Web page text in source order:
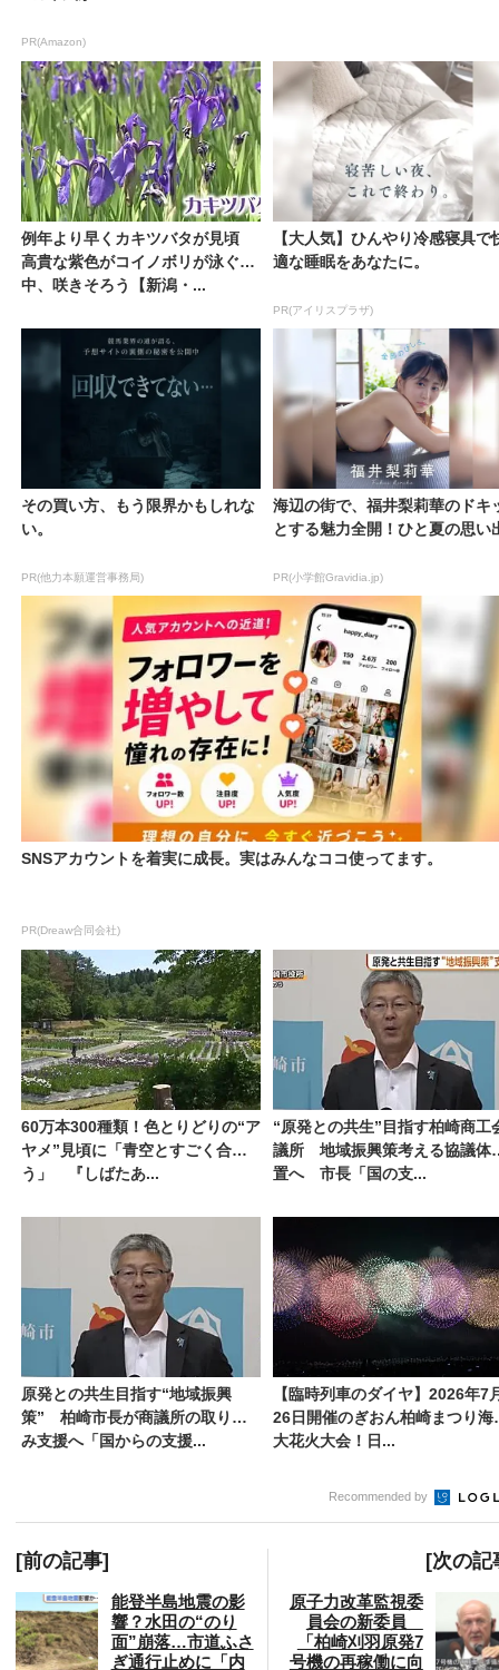
PR(Amazon)
例年より早くカキツバタが見頃
高貴な紫色がコイノボリが泳ぐ
中、咲きそろう【新潟・...
【大人気】ひんやり冷感寝具で
適な睡眠をあなたに。
PR(アイリスプラザ)
その買い方、もう限界かもしれな
い。
PR(他力本願運営事務局)
海辺の街で、福井梨莉華のドキ
とする魅力全開！ひと夏の思い
PR(小学館Gravidia.jp)
SNSアカウントを着実に成長。実はみんなココ使ってます。
PR(Dreaw合同会社)
60万本300種類！色とりどりの“ア
ヤメ”見頃に「青空とすごく合
う」 『しばたあ...
“原発との共生”目指す柏崎商工
議所 地域振興策考える協議体
置へ 市長「国の支...
原発との共生目指す“地域振興
策” 柏崎市長が商議所の取り組
み支援へ「国からの支援...
【臨時列車のダイヤ】2026年7
26日開催のぎおん柏崎まつり海
大花火大会！日...
Recommended by
[前の記事]
能登半島地震の影
響？水田の“のり
面”崩落…市道ふさ
ぎ通行止めに「内
[次の記
原子力改革監視委
員会の新委員
「柏崎刈羽原発7
号機の再稼働に向